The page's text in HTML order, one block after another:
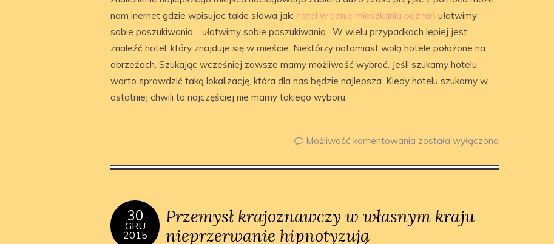
nam inernet gdzie wpisujac takie słówa jak: hotel w cenie mieszkania poznań ułatwimy
sobie poszukiwania . ułatwimy sobie poszukiwania . W wielu przypadkach lepiej jest
znaleźć hotel, który znajduje się w mieście. Niektórzy natomiast wolą hotele położone na
obrzeżach. Szukając wcześniej zawsze mamy możliwość wybrać. Jeśli szukamy hotelu
warto sprawdzić taką lokalizację, która dla nas będzie najlepsza. Kiedy hotelu szukamy w
ostatniej chwili to najczęściej nie mamy takiego wyboru.
Możliwość komentowania została wyłączona
30
GRU
2015
Przemysł krajoznawczy w własnym kraju
nieprzerwanie hipnotyzują